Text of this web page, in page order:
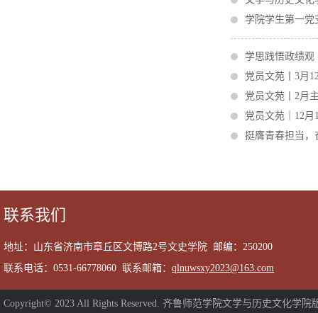
学院学生第一党
学思践悟政绩
党员文苑丨3月
党员文苑丨2月
党员文苑｜12
挺膺青春担当
联系我们
地址：山东省济南市章丘区文博路2号文史学院 邮编：250200
联系电话：0531-66778060 联系邮箱： qlnuwsxy2023@163.com
Copyright© 2023 All Rights Reserved. 齐鲁师范学院文学与历史文化学院